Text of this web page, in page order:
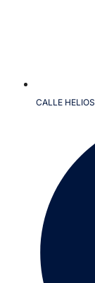
CALLE